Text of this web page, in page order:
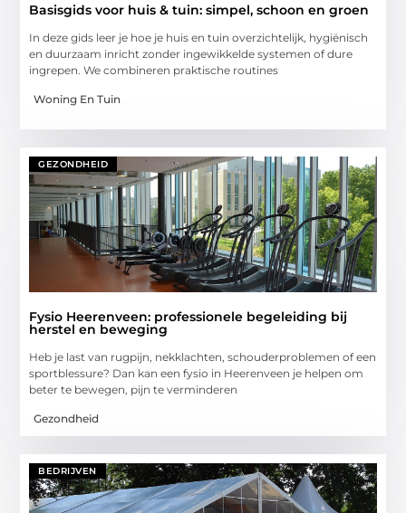
Basisgids voor huis & tuin: simpel, schoon en groen
In deze gids leer je hoe je huis en tuin overzichtelijk, hygiënisch
en duurzaam inricht zonder ingewikkelde systemen of dure
ingrepen. We combineren praktische routines
Woning En Tuin
GEZONDHEID
Fysio Heerenveen: professionele begeleiding bij
herstel en beweging
Heb je last van rugpijn, nekklachten, schouderproblemen of een
sportblessure? Dan kan een fysio in Heerenveen je helpen om
beter te bewegen, pijn te verminderen
Gezondheid
BEDRIJVEN